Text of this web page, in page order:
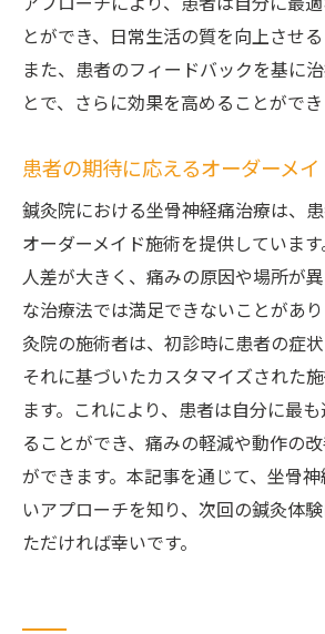
とができ、日常生活の質を向上させる
また、患者のフィードバックを基に
とで、さらに効果を高めることができ
患者の期待に応えるオーダーメ
鍼灸院における坐骨神経痛治療は、
オーダーメイド施術を提供していま
人差が大きく、痛みの原因や場所が
な治療法では満足できないことがあ
灸院の施術者は、初診時に患者の症状
それに基づいたカスタマイズされた
ます。これにより、患者は自分に最
ることができ、痛みの軽減や動作の
ができます。本記事を通じて、坐骨
いアプローチを知り、次回の鍼灸体
ただければ幸いです。